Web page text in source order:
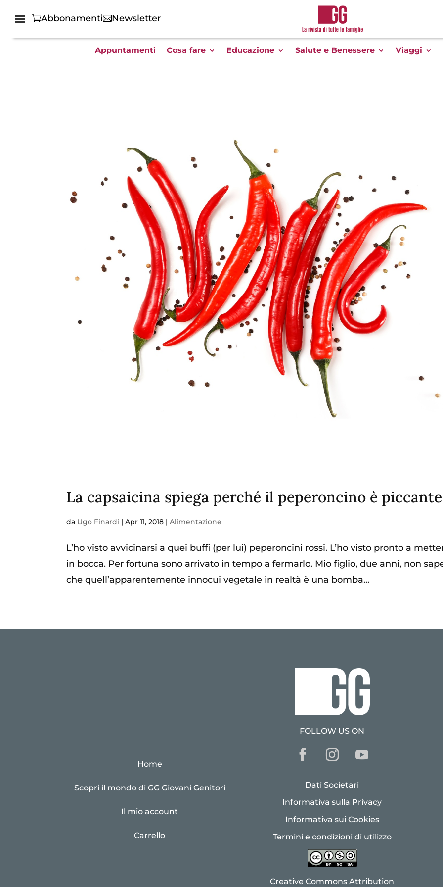
Abbonamenti Newsletter
Appuntamenti Cosa fare Educazione Salute e Benessere Viaggi
La capsaicina spiega perché il peperoncino è piccante
da Ugo Finardi |Apr 11, 2018 |Alimentazione
L’ho visto avvicinarsi a quei buffi (per lui) peperoncini rossi. L’ho visto pronto a
in bocca. Per fortuna sono arrivato in tempo a fermarlo. Mio figlio, due anni, non
che quell’apparentemente innocui vegetale in realtà è una bomba...
Home
Scopri il mondo di GG Giovani Genitori
Il mio account
Carrello
FOLLOW US ON
Dati Societari
Informativa sulla Privacy
Informativa sui Cookies
Termini e condizioni di utilizzo
Creative Commons Attribution